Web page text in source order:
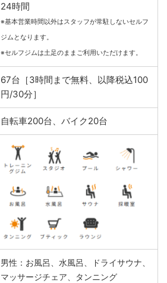
24時間
※基本営業時間以外はスタッフが常駐しないセルフ
ジムとなります。
※セルフジムは土足のままご利用いただけます。
67台［3時間まで無料、以降税込100
円/30分］
自転車200台、バイク20台
男性：お風呂、水風呂、ドライサウナ、
マッサージチェア、タンニング